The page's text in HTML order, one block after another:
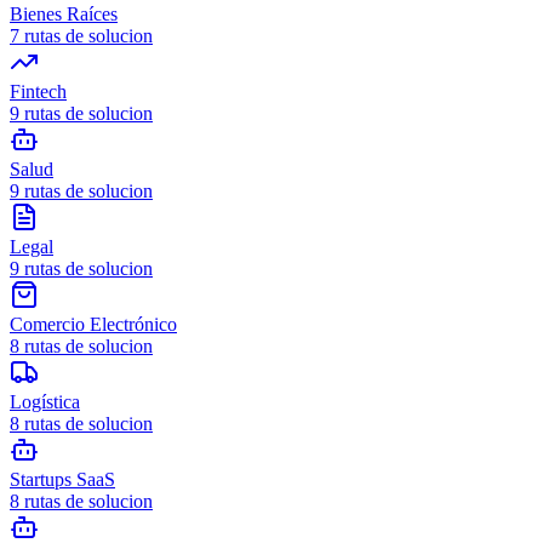
Bienes Raíces
7 rutas de solucion
Fintech
9 rutas de solucion
Salud
9 rutas de solucion
Legal
9 rutas de solucion
Comercio Electrónico
8 rutas de solucion
Logística
8 rutas de solucion
Startups SaaS
8 rutas de solucion